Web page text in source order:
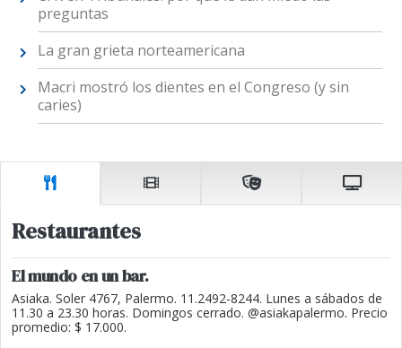
preguntas
La gran grieta norteamericana
Macri mostró los dientes en el Congreso (y sin
caries)
Restaurantes
El mundo en un bar.
Asiaka. Soler 4767, Palermo. 11.2492-8244. Lunes a sábados de
11.30 a 23.30 horas. Domingos cerrado. @asiakapalermo. Precio
promedio: $ 17.000.